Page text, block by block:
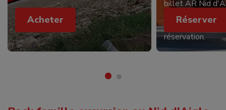
Acheter
billet AR Nid
réservation est
nécessaire de
réservation.
Réserver